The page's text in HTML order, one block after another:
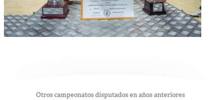
Otros campeonatos disputados en años anteriores